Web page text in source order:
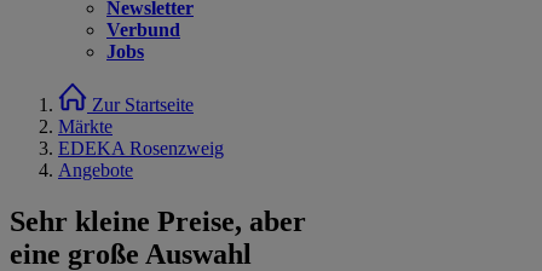
Newsletter
Verbund
Jobs
Zur Startseite
Märkte
EDEKA Rosenzweig
Angebote
Sehr kleine Preise, aber
eine große Auswahl